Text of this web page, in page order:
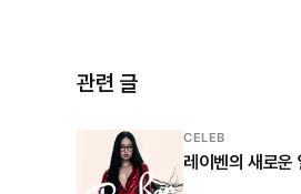
관련 글
CELEB
레이벤의 새로운